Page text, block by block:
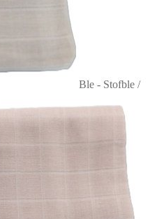
Ble - Stofble /